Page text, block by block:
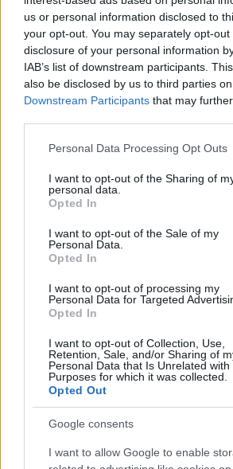
us or personal information disclosed to
your opt-out. You may separately opt-
disclosure of your personal information
IAB’s list of downstream participants.
also be disclosed by us to third parties
Downstream Participants that may
Please note that this website/app uses
not limited to your visit or usage
grant or deny consent to Google and its
use your data for below specified
consent section.
Personal Data Processing Opt Outs
I want to opt-out of the Sharing of
personal data.
Opted In
I want to opt-out of the Sale of my
Personal Data.
Opted In
I want to opt-out of processing my
Personal Data for Targeted
Opted In
I want to opt-out of Collection, Use,
Retention, Sale, and/or Sharing of
Personal Data that Is Unrelated with
Purposes for which it was collected.
Opted Out
Google consents
I want to allow Google to enable